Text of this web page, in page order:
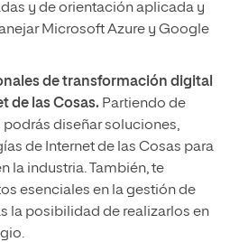
y de orientación aplicada y
Microsoft Azure y Google
de transformación digital
de las Cosas. Partiendo de
diseñar soluciones,
de Internet de las Cosas para
la industria. También, te
esenciales en la gestión de
la posibilidad de realizarlos en